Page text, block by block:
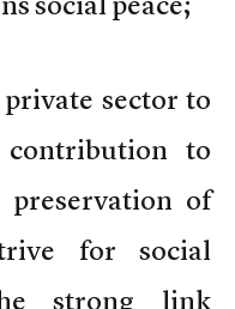
sector to
to
of
for social
strong link